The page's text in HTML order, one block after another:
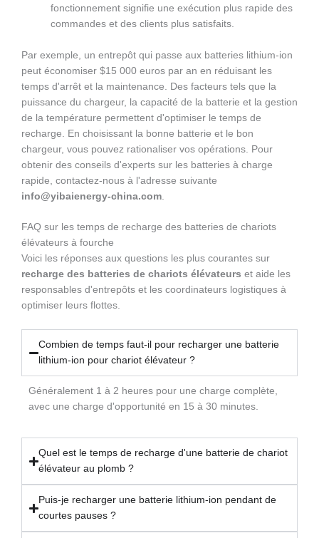
fonctionnement signifie une exécution plus rapide des
commandes et des clients plus satisfaits.
Par exemple, un entrepôt qui passe aux batteries lithium-ion
peut économiser $15 000 euros par an en réduisant les
temps d'arrêt et la maintenance. Des facteurs tels que la
puissance du chargeur, la capacité de la batterie et la gestion
de la température permettent d'optimiser le temps de
recharge. En choisissant la bonne batterie et le bon
chargeur, vous pouvez rationaliser vos opérations. Pour
obtenir des conseils d'experts sur les batteries à charge
rapide, contactez-nous à l'adresse suivante
info@yibaienergy-china.com
FAQ sur les temps de recharge des batteries de chariots
élévateurs à fourche
Voici les réponses aux questions les plus courantes sur
recharge des batteries de chariots élévateurs et aide les
responsables d'entrepôts et les coordinateurs logistiques à
optimiser leurs flottes.
Combien de temps faut-il pour recharger une batterie
lithium-ion pour chariot élévateur ?
Généralement 1 à 2 heures pour une charge complète,
avec une charge d'opportunité en 15 à 30 minutes.
Quel est le temps de recharge d'une batterie de chariot
élévateur au plomb ?
Puis-je recharger une batterie lithium-ion pendant de
courtes pauses ?